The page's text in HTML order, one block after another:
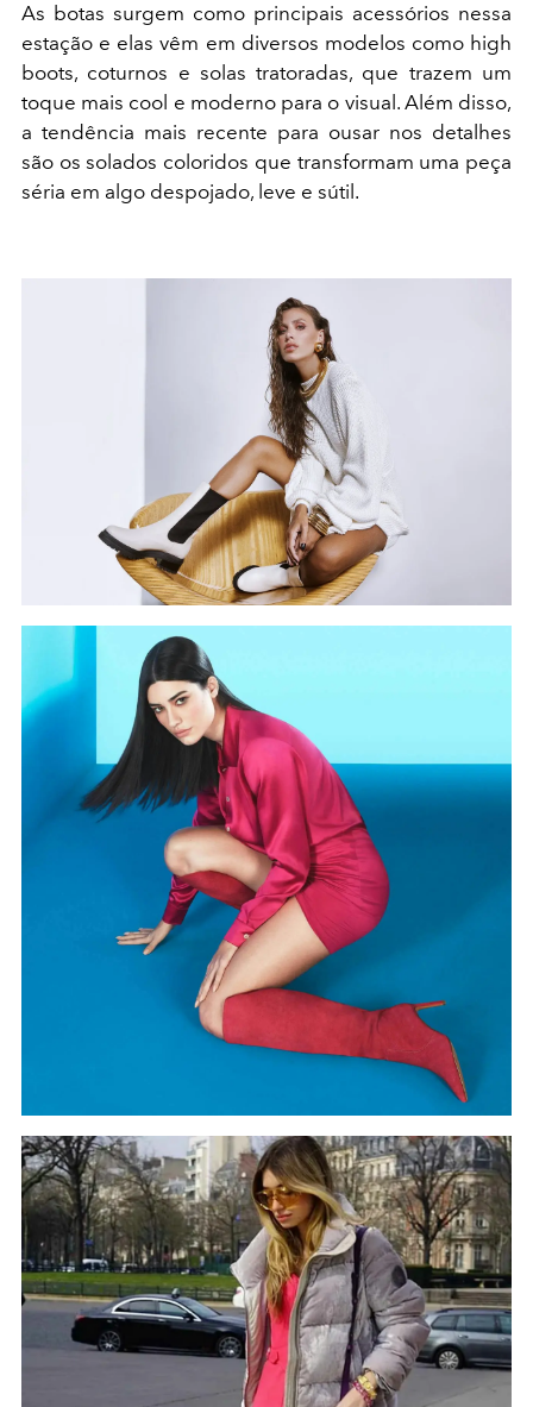
As botas surgem como principais acessórios nessa
estação e elas vêm em diversos modelos como high
boots, coturnos e solas tratoradas, que trazem um
toque mais cool e moderno para o visual. Além disso,
a tendência mais recente para ousar nos detalhes
são os solados coloridos que transformam uma peça
séria em algo despojado, leve e sútil.